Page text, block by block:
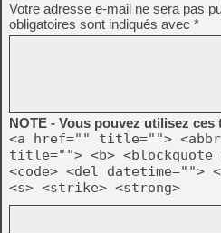
Votre adresse e-mail ne sera pas
obligatoires sont indiqués avec *
NOTE - Vous pouvez utilisez
<a href="" title="">
title=""> <b>
<code> <del datetime="">
<s> <strike> <strong>